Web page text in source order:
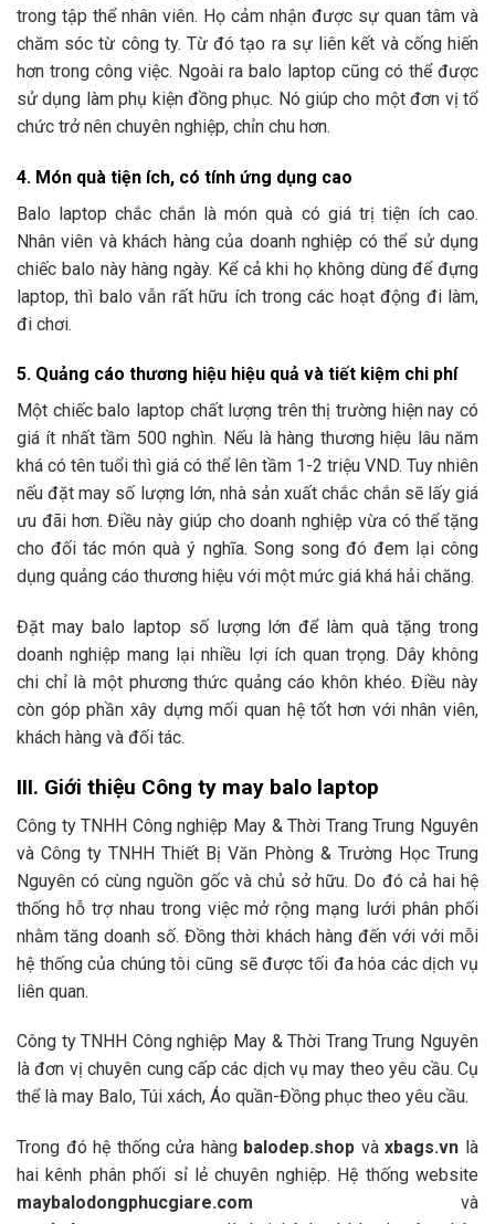
trong tập thể nhân viên. Họ cảm nhận được sự quan tâm và
chăm sóc từ công ty. Từ đó tạo ra sự liên kết và cống hiến
hơn trong công việc. Ngoài ra balo laptop cũng có thể được
sử dụng làm phụ kiện đồng phục. Nó giúp cho một đơn vị tổ
chức trở nên chuyên nghiệp, chỉn chu hơn.
4. Món quà tiện ích, có tính ứng dụng cao
Balo laptop chắc chắn là món quà có giá trị tiện ích cao.
Nhân viên và khách hàng của doanh nghiệp có thể sử dụng
chiếc balo này hàng ngày. Kể cả khi họ không dùng để đựng
laptop, thì balo vẫn rất hữu ích trong các hoạt động đi làm,
đi chơi.
5. Quảng cáo thương hiệu hiệu quả và tiết kiệm chi phí
Một chiếc balo laptop chất lượng trên thị trường hiện nay có
giá ít nhất tầm 500 nghìn. Nếu là hàng thương hiệu lâu năm
khá có tên tuổi thì giá có thể lên tầm 1-2 triệu VND. Tuy nhiên
nếu đặt may số lượng lớn, nhà sản xuất chắc chắn sẽ lấy giá
ưu đãi hơn. Điều này giúp cho doanh nghiệp vừa có thể tặng
cho đối tác món quà ý nghĩa. Song song đó đem lại công
dụng quảng cáo thương hiệu với một mức giá khá hải chăng.
Đặt may balo laptop số lượng lớn để làm quà tặng trong
doanh nghiệp mang lại nhiều lợi ích quan trọng. Dây không
chi chỉ là một phương thức quảng cáo khôn khéo. Điều này
còn góp phần xây dựng mối quan hệ tốt hơn với nhân viên,
khách hàng và đối tác.
III. Giới thiệu Công ty may balo laptop
Công ty TNHH Công nghiệp May & Thời Trang Trung Nguyên
và Công ty TNHH Thiết Bị Văn Phòng & Trường Học Trung
Nguyên có cùng nguồn gốc và chủ sở hữu. Do đó cả hai hệ
thống hỗ trợ nhau trong việc mở rộng mạng lưới phân phối
nhằm tăng doanh số. Đồng thời khách hàng đến với với mỗi
hệ thống của chúng tôi cũng sẽ được tối đa hóa các dịch vụ
liên quan.
Công ty TNHH Công nghiệp May & Thời Trang Trung Nguyên
là đơn vị chuyên cung cấp các dịch vụ may theo yêu cầu. Cụ
thể là may Balo, Túi xách, Áo quần-Đồng phục theo yêu cầu.
Trong đó hệ thống cửa hàng balodep.shop vàxbags.vn là
hai kênh phân phối sỉ lẻ chuyên nghiệp. Hệ thống website
maybalodongphucgiare.com và